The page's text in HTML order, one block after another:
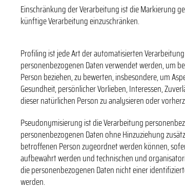
Einschränkung der Verarbeitung ist die Markierung
künftige Verarbeitung einzuschränken.
Profiling ist jede Art der automatisierten
personenbezogenen Daten verwendet werden, um
Person beziehen, zu bewerten, insbesondere, um
Gesundheit, persönlicher Vorlieben, Interessen,
dieser natürlichen Person zu analysieren oder
Pseudonymisierung ist die Verarbeitung
personenbezogenen Daten ohne Hinzuziehung
betroffenen Person zugeordnet werden können,
aufbewahrt werden und technischen und
die personenbezogenen Daten nicht einer
werden.